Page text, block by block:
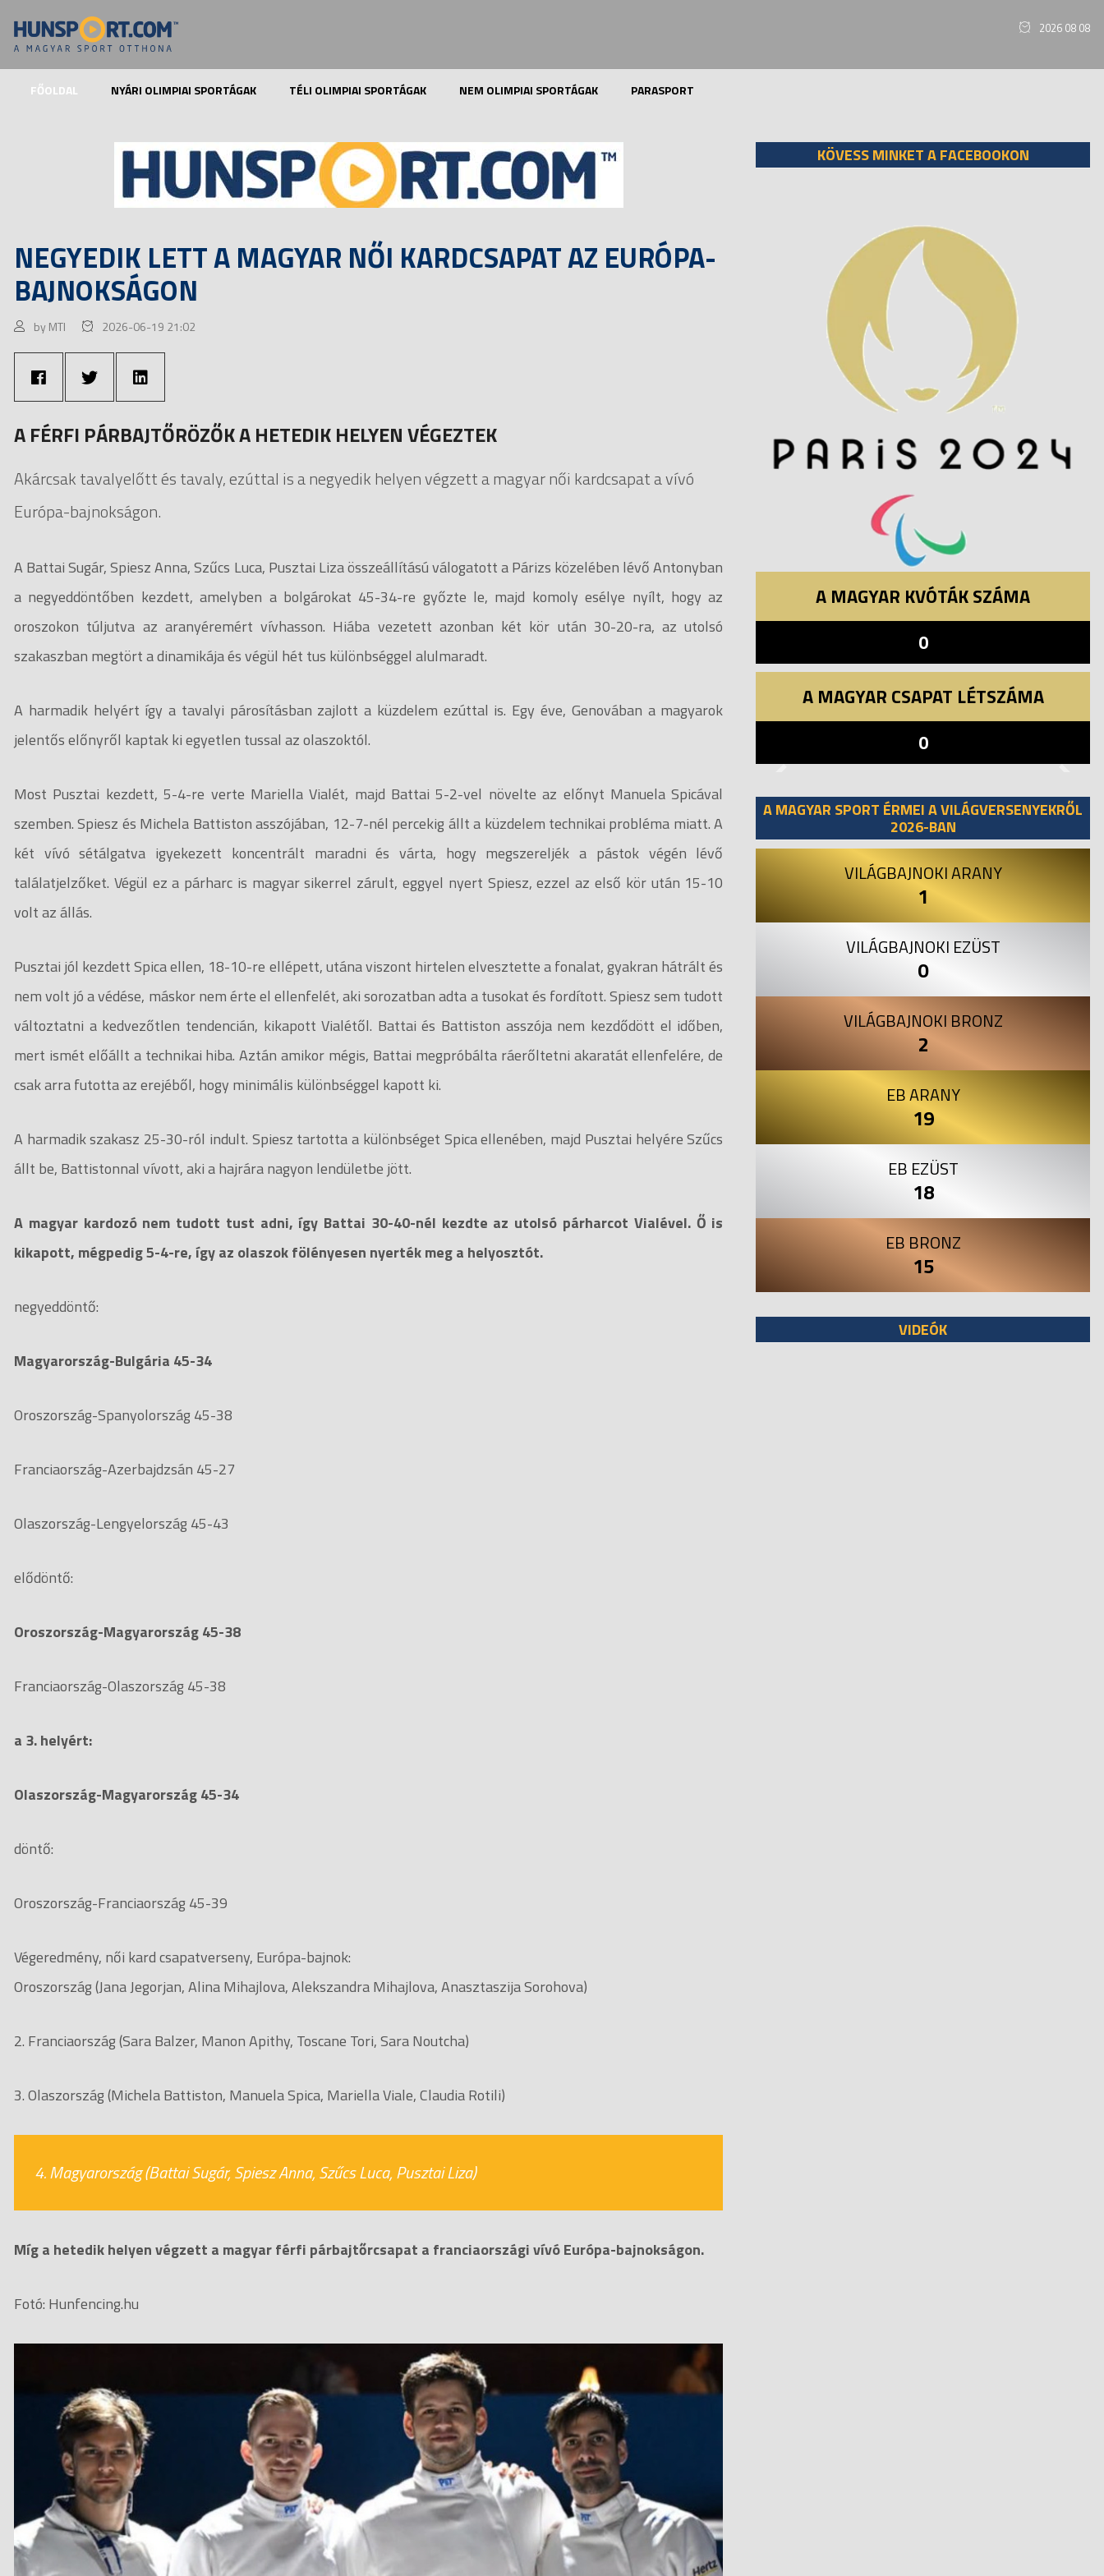
2026 08 08
FŐOLDAL NYÁRI OLIMPIAI SPORTÁGAK TÉLI OLIMPIAI SPORTÁGAK NEM OLIMPIAI SPORTÁGAK PARASPORT
NEGYEDIK LETT A MAGYAR NŐI KARDCSAPAT AZ EURÓPA-
BAJNOKSÁGON
by MTI 2026-06-19 21:02
A FÉRFI PÁRBAJTŐRÖZŐK A HETEDIK HELYEN VÉGEZTEK
Akárcsak tavalyelőtt és tavaly, ezúttal is a negyedik helyen végzett a magyar női kardcsapat a vívó
Európa-bajnokságon.
A Battai Sugár, Spiesz Anna, Szűcs Luca, Pusztai Liza összeállítású válogatott a Párizs közelében lévő Antonyban
a negyeddöntőben kezdett, amelyben a bolgárokat 45-34-re győzte le, majd komoly esélye nyílt, hogy az
oroszokon túljutva az aranyéremért vívhasson. Hiába vezetett azonban két kör után 30-20-ra, az utolsó
szakaszban megtört a dinamikája és végül hét tus különbséggel alulmaradt.
A harmadik helyért így a tavalyi párosításban zajlott a küzdelem ezúttal is. Egy éve, Genovában a magyarok
jelentős előnyről kaptak ki egyetlen tussal az olaszoktól.
Most Pusztai kezdett, 5-4-re verte Mariella Vialét, majd Battai 5-2-vel növelte az előnyt Manuela Spicával
szemben. Spiesz és Michela Battiston asszójában, 12-7-nél percekig állt a küzdelem technikai probléma miatt. A
két vívó sétálgatva igyekezett koncentrált maradni és várta, hogy megszereljék a pástok végén lévő
találatjelzőket. Végül ez a párharc is magyar sikerrel zárult, eggyel nyert Spiesz, ezzel az első kör után 15-10
volt az állás.
Pusztai jól kezdett Spica ellen, 18-10-re ellépett, utána viszont hirtelen elvesztette a fonalat, gyakran hátrált és
nem volt jó a védése, máskor nem érte el ellenfelét, aki sorozatban adta a tusokat és fordított. Spiesz sem tudott
változtatni a kedvezőtlen tendencián, kikapott Vialétől. Battai és Battiston asszója nem kezdődött el időben,
mert ismét előállt a technikai hiba. Aztán amikor mégis, Battai megpróbálta ráerőltetni akaratát ellenfelére, de
csak arra futotta az erejéből, hogy minimális különbséggel kapott ki.
A harmadik szakasz 25-30-ról indult. Spiesz tartotta a különbséget Spica ellenében, majd Pusztai helyére Szűcs
állt be, Battistonnal vívott, aki a hajrára nagyon lendületbe jött.
A magyar kardozó nem tudott tust adni, így Battai 30-40-nél kezdte az utolsó párharcot Vialével. Ő is
kikapott, mégpedig 5-4-re, így az olaszok fölényesen nyerték meg a helyosztót.
negyeddöntő:
Magyarország-Bulgária 45-34
Oroszország-Spanyolország 45-38
Franciaország-Azerbajdzsán 45-27
Olaszország-Lengyelország 45-43
elődöntő:
Oroszország-Magyarország 45-38
Franciaország-Olaszország 45-38
a 3. helyért:
Olaszország-Magyarország 45-34
döntő:
Oroszország-Franciaország 45-39
Végeredmény, női kard csapatverseny, Európa-bajnok:
Oroszország (Jana Jegorjan, Alina Mihajlova, Alekszandra Mihajlova, Anasztaszija Sorohova)
2. Franciaország (Sara Balzer, Manon Apithy, Toscane Tori, Sara Noutcha)
3. Olaszország (Michela Battiston, Manuela Spica, Mariella Viale, Claudia Rotili)
4. Magyarország (Battai Sugár, Spiesz Anna, Szűcs Luca, Pusztai Liza)
Míg a hetedik helyen végzett a magyar férfi párbajtőrcsapat a franciaországi vívó Európa-bajnokságon.
Fotó: Hunfencing.hu
KÖVESS MINKET A FACEBOOKON
A MAGYAR KVÓTÁK SZÁMA
0
A MAGYAR CSAPAT LÉTSZÁMA
0
A MAGYAR SPORT ÉRMEI A VILÁGVERSENYEKRŐL
2026-BAN
VILÁGBAJNOKI ARANY
1
VILÁGBAJNOKI EZÜST
0
VILÁGBAJNOKI BRONZ
2
EB ARANY
19
EB EZÜST
18
EB BRONZ
15
VIDEÓK